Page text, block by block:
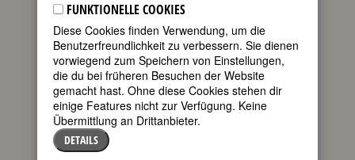
EMPFEHLUNGEN
Start
RSS-Feed
FUNKTIONELLE COOKIES
Diese Cookies finden Verwendung, um die
Benutzerfreundlichkeit zu verbessern. Sie dienen
vorwiegend zum Speichern von Einstellungen,
die du bei früheren Besuchen der Website
gemacht hast. Ohne diese Cookies stehen dir
einige Features nicht zur Verfügung. Keine
Übermittlung an Drittanbieter.
DETAILS